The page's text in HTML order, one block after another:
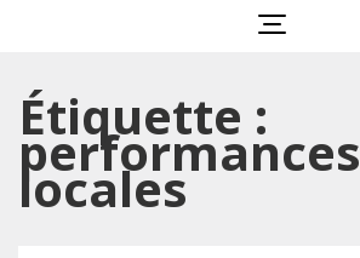
Étiquette :
performances
locales